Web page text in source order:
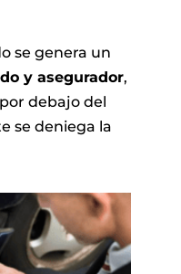
se genera un
y asegurador,
debajo del
se deniega la